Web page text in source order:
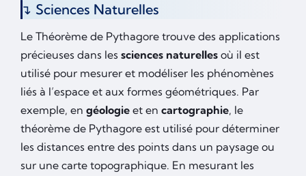
Sciences Naturelles
Le Théorème de Pythagore trouve des applications
précieuses dans les sciences naturelles où il est
utilisé pour mesurer et modéliser les phénomènes
liés à l’espace et aux formes géométriques. Par
exemple, en géologie et en cartographie, le
théorème de Pythagore est utilisé pour déterminer
les distances entre des points dans un paysage ou
sur une carte topographique. En mesurant les